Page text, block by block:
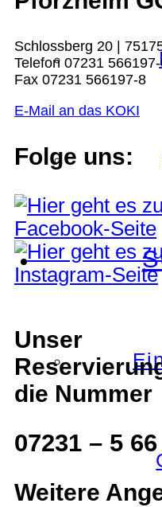
Schlossberg 20 |
Telefon 07231
Fax 07231 566197-8
E-Mail an das KOKI
Folge uns:
Unser
die Nummer
07231 – 5
Weitere